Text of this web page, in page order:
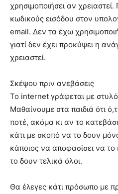
χρησιμοποιήσει αν
κωδικούς εισόδου στον
email. Δεν τα έχω
γιατί δεν έχει προκύψει η
χρειαστεί.
Σκέψου πριν ανεβάσεις
To internet γράφεται με στυλό
Μαθαίνουμε στα παιδιά ότι
ποτέ, ακόμα κι αν το
κάτι με σκοπό να το δουν
κάποιος να αποφασίσει να
το δουν τελικά όλοι.
Θα έλεγες κάτι πρόσωπο με